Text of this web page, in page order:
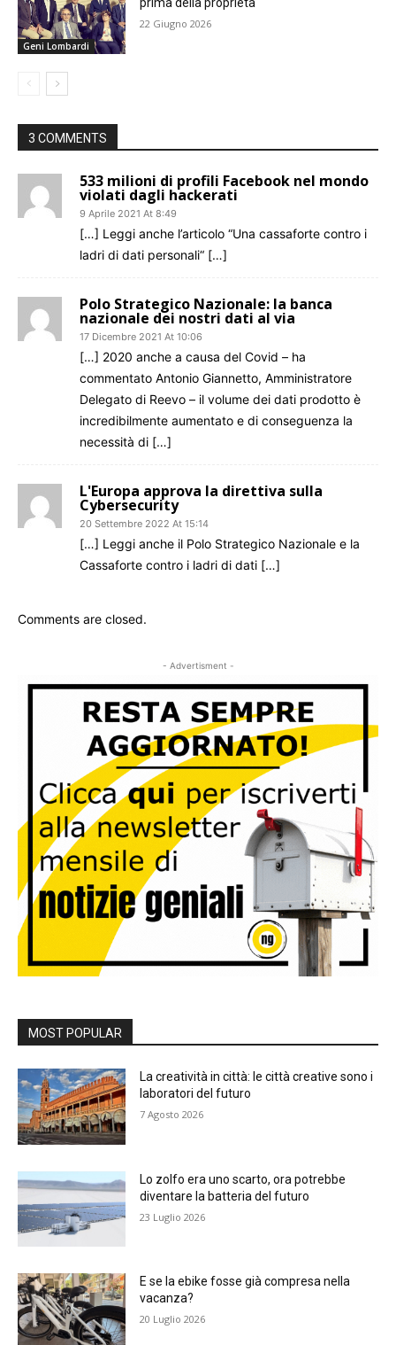
Geni Lombardi
prima della proprietà
22 Giugno 2026
3 COMMENTS
533 milioni di profili Facebook nel mondo
violati dagli hackerati
9 Aprile 2021 At 8:49
[…] Leggi anche l’articolo “Una cassaforte contro i
ladri di dati personali“ […]
Polo Strategico Nazionale: la banca
nazionale dei nostri dati al via
17 Dicembre 2021 At 10:06
[…] 2020 anche a causa del Covid – ha
commentato Antonio Giannetto, Amministratore
Delegato di Reevo – il volume dei dati prodotto è
incredibilmente aumentato e di conseguenza la
necessità di […]
L'Europa approva la direttiva sulla
Cybersecurity
20 Settembre 2022 At 15:14
[…] Leggi anche il Polo Strategico Nazionale e la
Cassaforte contro i ladri di dati […]
Comments are closed.
- Advertisment -
MOST POPULAR
La creatività in città: le città creative sono i
laboratori del futuro
7 Agosto 2026
Lo zolfo era uno scarto, ora potrebbe
diventare la batteria del futuro
23 Luglio 2026
E se la ebike fosse già compresa nella
vacanza?
20 Luglio 2026